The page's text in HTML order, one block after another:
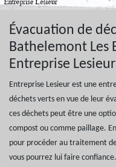
Évacuation de
Bathelemont Les
Entreprise Lesieur
Entreprise Lesieur est une
déchets verts en vue de leur
ces déchets peut être une
compost ou comme paillage.
pour procéder au traitement
vous pourrez lui faire